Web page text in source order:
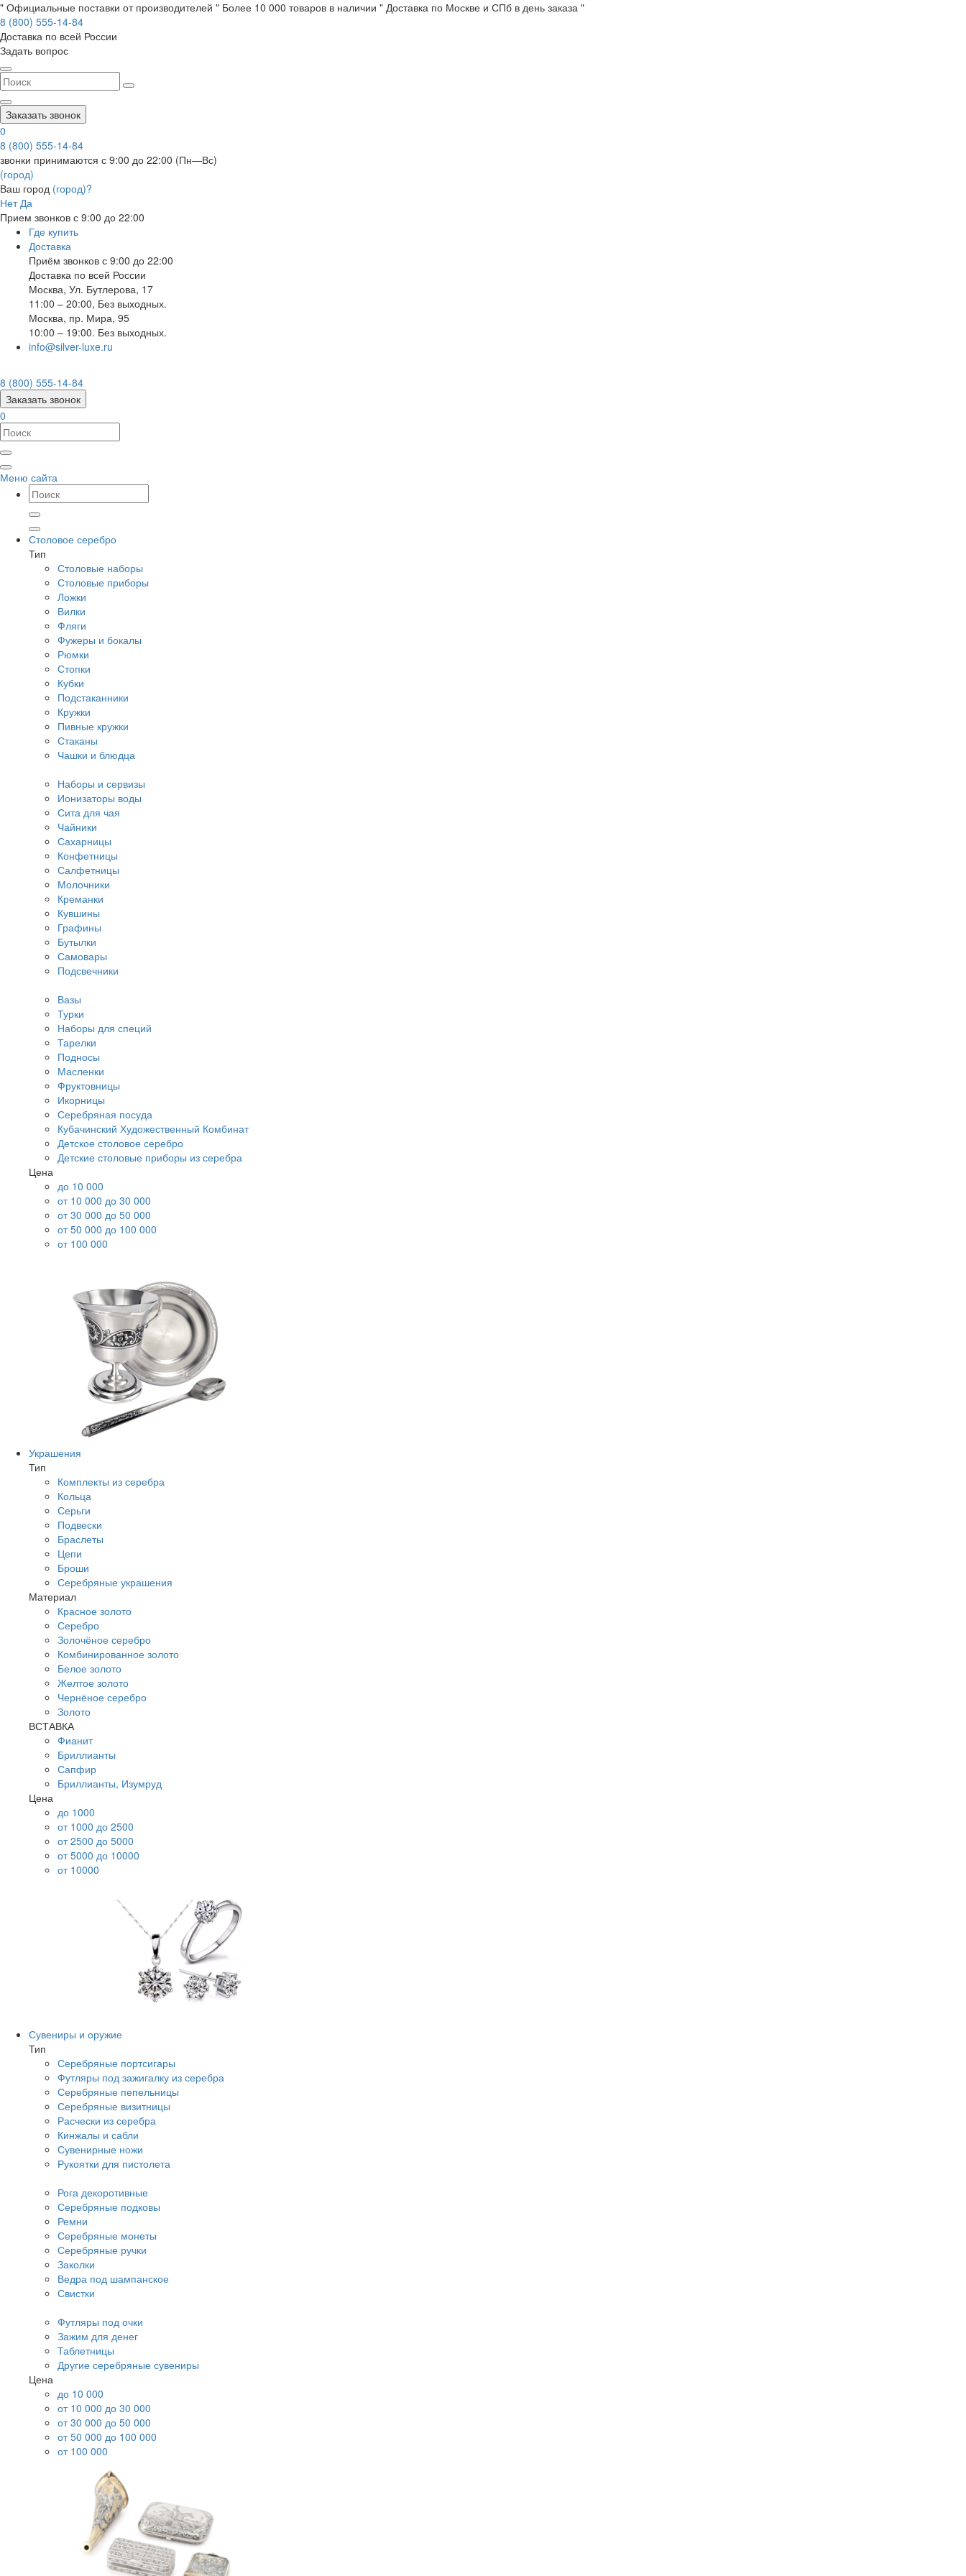
" Официальные поставки от производителей " Более 10 000 товаров в наличии " Доставка по Москве и СПб в день заказа "
8 (800) 555-14-84
Доставка по всей России
Задать вопрос
Заказать звонок
0
8 (800) 555-14-84
звонки принимаются с 9:00 до 22:00 (Пн—Вс)
(город)
Ваш город (город)?
Нет Да
Прием звонков с 9:00 до 22:00
Где купить
Доставка
Приём звонков с 9:00 до 22:00
Доставка по всей России
Москва, Ул. Бутлерова, 17
11:00 – 20:00, Без выходных.
Москва, пр. Мира, 95
10:00 – 19:00. Без выходных.
info@silver-luxe.ru
8 (800) 555-14-84
Заказать звонок
0
Меню сайта
Столовое серебро
Тип
Столовые наборы
Столовые приборы
Ложки
Вилки
Фляги
Фужеры и бокалы
Рюмки
Стопки
Кубки
Подстаканники
Кружки
Пивные кружки
Стаканы
Чашки и блюдца
Наборы и сервизы
Ионизаторы воды
Сита для чая
Чайники
Сахарницы
Конфетницы
Салфетницы
Молочники
Креманки
Кувшины
Графины
Бутылки
Самовары
Подсвечники
Вазы
Турки
Наборы для специй
Тарелки
Подносы
Масленки
Фруктовницы
Икорницы
Серебряная посуда
Кубачинский Художественный Комбинат
Детское столовое серебро
Детские столовые приборы из серебра
Цена
до 10 000
от 10 000 до 30 000
от 30 000 до 50 000
от 50 000 до 100 000
от 100 000
Украшения
Тип
Комплекты из серебра
Кольца
Серьги
Подвески
Браслеты
Цепи
Броши
Серебряные украшения
Материал
Красное золото
Серебро
Золочёное серебро
Комбинированное золото
Белое золото
Желтое золото
Чернёное серебро
Золото
ВСТАВКА
Фианит
Бриллианты
Сапфир
Бриллианты, Изумруд
Цена
до 1000
от 1000 до 2500
от 2500 до 5000
от 5000 до 10000
от 10000
Сувениры и оружие
Тип
Серебряные портсигары
Футляры под зажигалку из серебра
Серебряные пепельницы
Серебряные визитницы
Расчески из серебра
Кинжалы и сабли
Сувенирные ножи
Рукоятки для пистолета
Рога декоротивные
Серебряные подковы
Ремни
Серебряные монеты
Серебряные ручки
Заколки
Ведра под шампанское
Свистки
Футляры под очки
Зажим для денег
Таблетницы
Другие серебряные сувениры
Цена
до 10 000
от 10 000 до 30 000
от 30 000 до 50 000
от 50 000 до 100 000
от 100 000